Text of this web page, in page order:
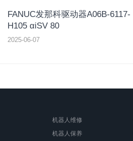
FANUC发那科驱动器A06B-6117-
H105 αiSV 80
2025-06-07
机器人维修
机器人保养